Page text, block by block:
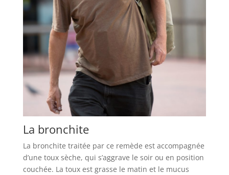
La bronchite
La bronchite traitée par ce remède est accompagnée
d’une toux sèche, qui s’aggrave le soir ou en position
couchée. La toux est grasse le matin et le mucus